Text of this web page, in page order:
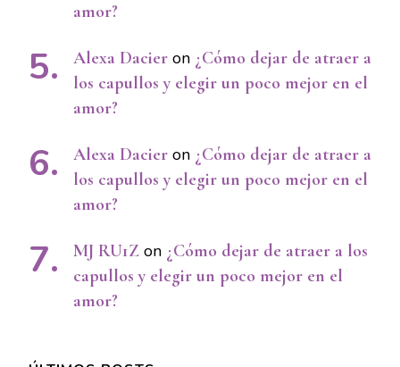
amor?
Alexa Dacier on ¿Cómo dejar de atraer a
los capullos y elegir un poco mejor en el
amor?
Alexa Dacier on ¿Cómo dejar de atraer a
los capullos y elegir un poco mejor en el
amor?
MJ RU1Z on ¿Cómo dejar de atraer a los
capullos y elegir un poco mejor en el
amor?